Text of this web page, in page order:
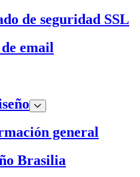
de seguridad SSL
email
general
Brasilia